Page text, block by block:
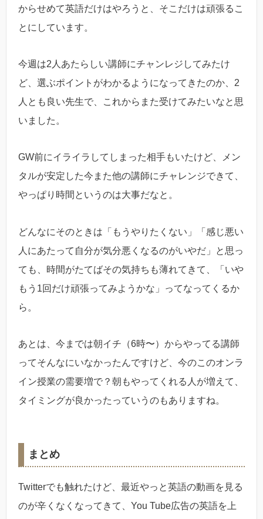
からせめて英語だけはやろうと、そこだけは頑張るこ
とにしています。
今週は2人あたらしい講師にチャンレジしてみたけ
ど、選ぶポイントがわかるようになってきたのか、2
人とも良い先生で、これからまた受けてみたいなと思
いました。
GW前にイライラしてしまった相手もいたけど、メン
タルが安定した今また他の講師にチャレンジできて、
やっぱり時間というのは大事だなと。
どんなにそのときは「もうやりたくない」「感じ悪い
人にあたって自分が気分悪くなるのがいやだ」と思っ
ても、時間がたてばその気持ちも薄れてきて、「いや
もう1回だけ頑張ってみようかな」ってなってくるか
ら。
あとは、今までは朝イチ（6時〜）からやってる講師
ってそんなにいなかったんですけど、今のこのオンラ
イン授業の需要増で？朝もやってくれる人が増えて、
タイミングが良かったっていうのもありますね。
まとめ
Twitterでも触れたけど、最近やっと英語の動画を見る
のが辛くなくなってきて、You Tube広告の英語を上